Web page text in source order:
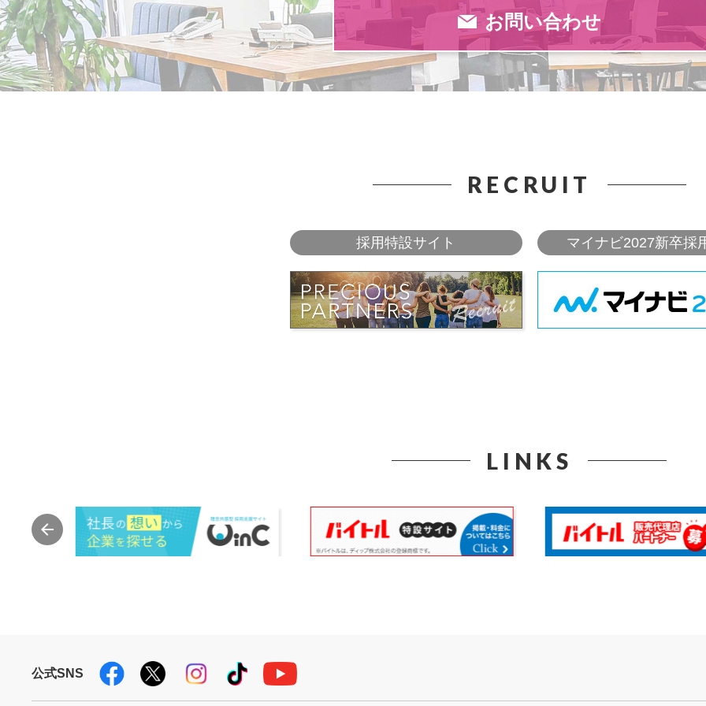
お問い合わせ
お問い合わせ
RECRUIT
採用特設サイト マイナビ2027新卒採
LINKS
公式SNS